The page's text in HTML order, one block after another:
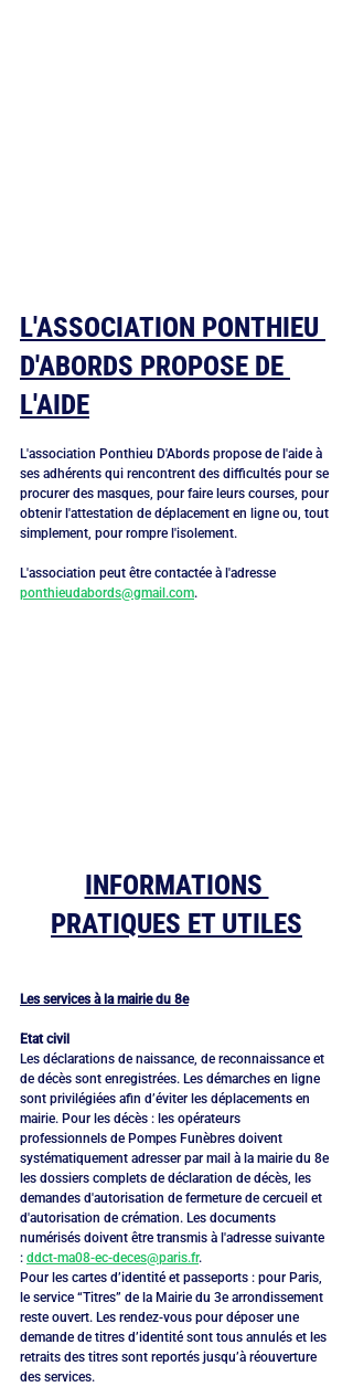
L'ASSOCIATION PONTHIEU
D'ABORDS PROPOSE DE
L'AIDE
L'association Ponthieu D'Abords propose de l'aide à
ses adhérents qui rencontrent des difficultés pour se
procurer des masques, pour faire leurs courses, pour
obtenir l'attestation de déplacement en ligne ou, tout
simplement, pour rompre l'isolement.
L'association peut être contactée à l'adresse
ponthieudabords@gmail.com.
INFORMATIONS
PRATIQUES ET UTILES
Les services à la mairie du 8e
Etat civil
Les déclarations de naissance, de reconnaissance et
de décès sont enregistrées. Les démarches en ligne
sont privilégiées afin d’éviter les déplacements en
mairie. Pour les décès : les opérateurs
professionnels de Pompes Funèbres doivent
systématiquement adresser par mail à la mairie du 8e
les dossiers complets de déclaration de décès, les
demandes d'autorisation de fermeture de cercueil et
d'autorisation de crémation. Les documents
numérisés doivent être transmis à l'adresse suivante
: ddct-ma08-ec-deces@paris.fr.
Pour les cartes d’identité et passeports : pour Paris,
le service “Titres” de la Mairie du 3e arrondissement
reste ouvert. Les rendez-vous pour déposer une
demande de titres d’identité sont tous annulés et les
retraits des titres sont reportés jusqu’à réouverture
des services.